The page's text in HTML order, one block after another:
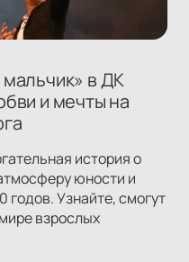
в ДК
и мечты на
история о
юности и
Узнайте, смогут
взрослых